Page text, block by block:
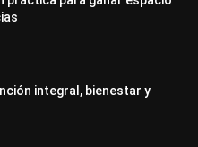
integral, bienestar y